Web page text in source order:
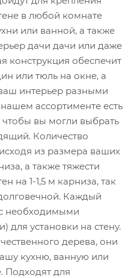
в любой комнате
или ванной, а также
дачи дачи или даже
конструкция обеспечит
или тюль на окне, а
интерьер разными
ассортименте есть
чтобы вы могли выбрать
Количество
из размера ваших
а также тяжести
на 1-1,5 м карниза, так
Каждый
необходимыми
для установки на стену.
дерева, они
кухню, ванную или
Подходят для